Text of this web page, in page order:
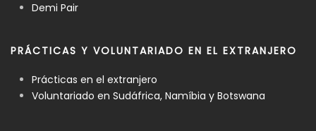
Demi Pair
PRÁCTICAS Y VOLUNTARIADO EN EL EXTRANJERO
Prácticas en el extranjero
Voluntariado en Sudáfrica, Namíbia y Botswana